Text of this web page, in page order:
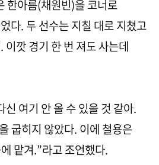
한아름(채원빈)을 코너로
다. 두 선수는 지칠 대로 지쳤고
깟 경기 한 번 져도 사는데
여기 안 올 수 있을 것 같아.
굽히지 않았다. 이에 철용은
맡겨.”라고 조언했다.